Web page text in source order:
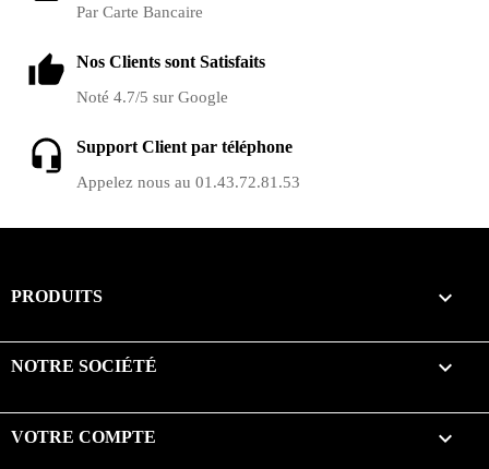
Par Carte Bancaire
Nos Clients sont Satisfaits
Noté 4.7/5 sur Google
Support Client par téléphone
Appelez nous au 01.43.72.81.53
PRODUITS 
NOTRE SOCIÉTÉ 
VOTRE COMPTE 